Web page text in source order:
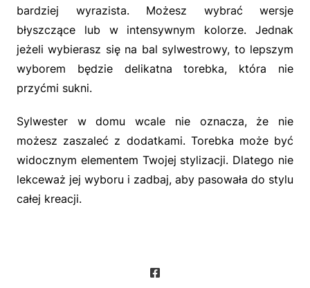
bardziej wyrazista. Możesz wybrać wersje
błyszczące lub w intensywnym kolorze. Jednak
jeżeli wybierasz się na bal sylwestrowy, to lepszym
wyborem będzie delikatna torebka, która nie
przyćmi sukni.
Sylwester w domu wcale nie oznacza, że nie
możesz zaszaleć z dodatkami. Torebka może być
widocznym elementem Twojej stylizacji. Dlatego nie
lekceważ jej wyboru i zadbaj, aby pasowała do stylu
całej kreacji.